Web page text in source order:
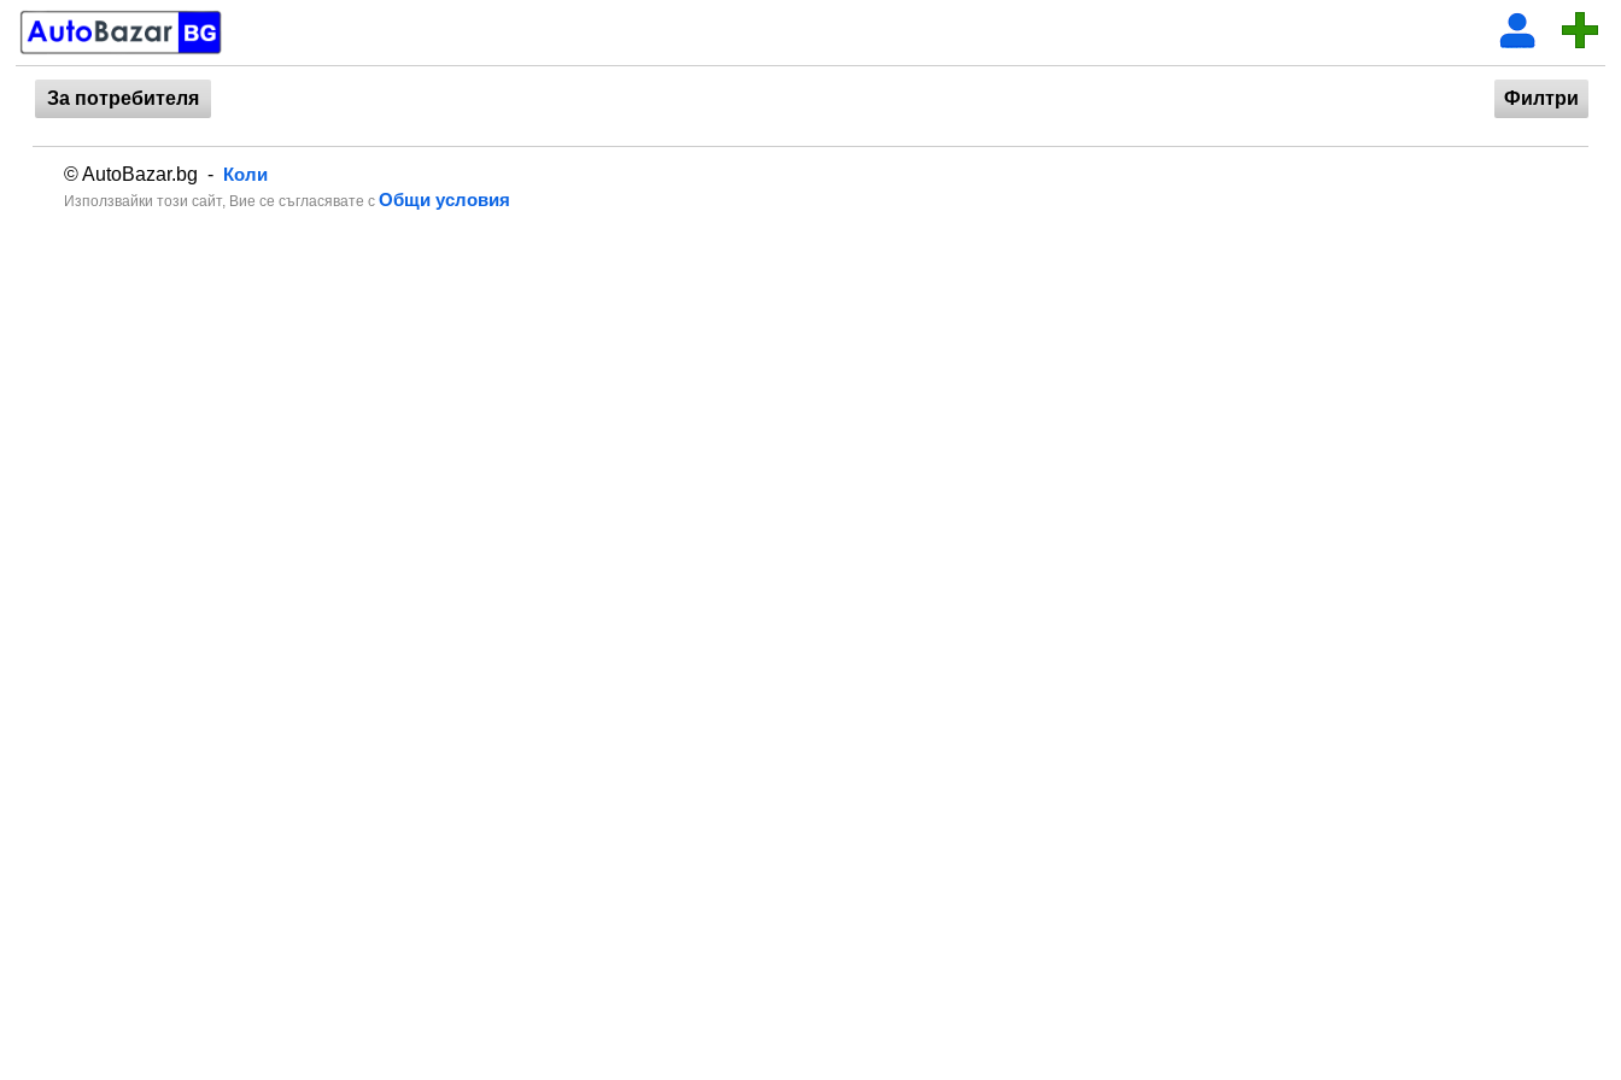
За потребителя Филтри
© AutoBazar.bg - Коли
Използвайки този сайт, Вие се съгласявате с Общи условия